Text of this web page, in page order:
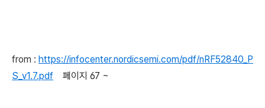
from : https://infocenter.nordicsemi.com/pdf/nRF52840_P
S_v1.7.pdf 페이지 67 ~